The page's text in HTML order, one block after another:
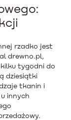
rzadko jest
drewno.pl,
tygodni do
dziesiątki
tkanin i
innych